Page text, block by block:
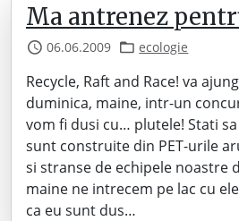
Ma antrenez
06.06.2009 ecologie
Recycle, Raft and Race! va
duminica, maine, intr-un
vom fi dusi cu… plutele! Stati
sunt construite din PET-urile
si stranse de echipele noastre
maine ne intrecem pe lac cu
ca eu sunt dus…